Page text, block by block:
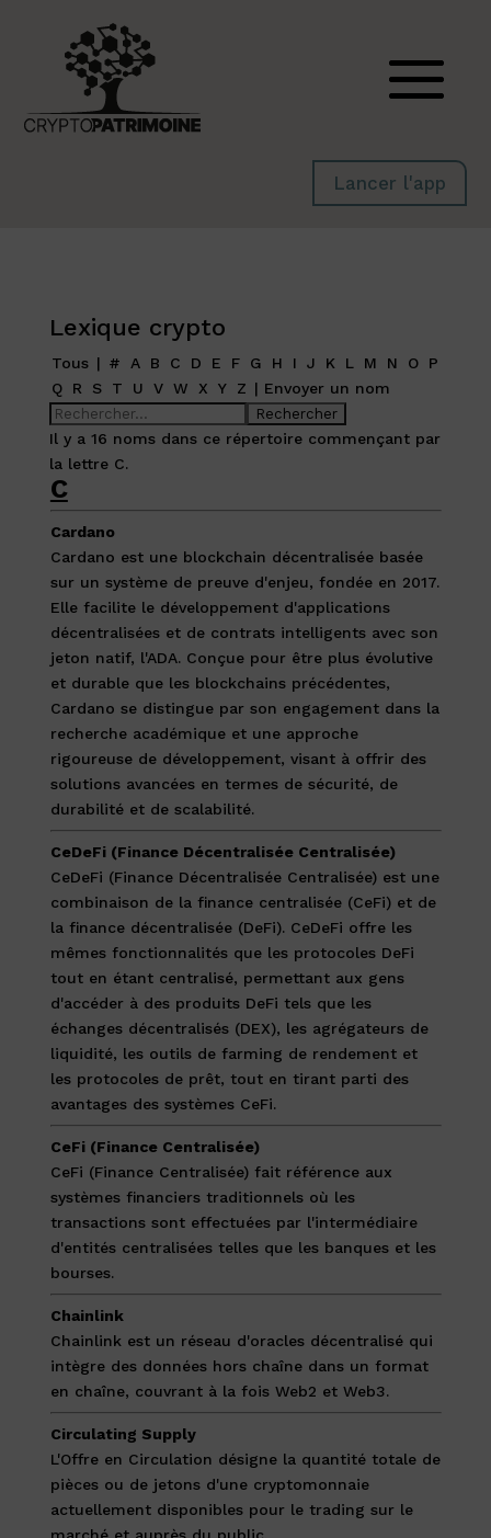
Lancer l'app
Lexique crypto
Tous | # A B C D E F G H I J K L M N O
P
Q
R S T U V W X Y Z | Envoyer un nom
Il y a 16 noms dans ce répertoire commençant par
la lettre C.
C
Cardano
Cardano est une blockchain décentralisée basée
sur un système de preuve d'enjeu, fondée en 2017.
Elle facilite le développement d'applications
décentralisées et de contrats intelligents avec son
jeton natif, l'ADA. Conçue pour être plus évolutive
et durable que les blockchains précédentes,
Cardano se distingue par son engagement dans la
recherche académique et une approche
rigoureuse de développement, visant à offrir des
solutions avancées en termes de sécurité, de
durabilité et de scalabilité.
CeDeFi (Finance Décentralisée Centralisée)
CeDeFi (Finance Décentralisée Centralisée) est une
combinaison de la finance centralisée (CeFi) et de
la finance décentralisée (DeFi). CeDeFi offre les
mêmes fonctionnalités que les protocoles DeFi
tout en étant centralisé, permettant aux gens
d'accéder à des produits DeFi tels que les
échanges décentralisés (DEX), les agrégateurs de
liquidité, les outils de farming de rendement et
les protocoles de prêt, tout en tirant parti des
avantages des systèmes CeFi.
CeFi (Finance Centralisée)
CeFi (Finance Centralisée) fait référence aux
systèmes financiers traditionnels où les
transactions sont effectuées par l'intermédiaire
d'entités centralisées telles que les banques et les
bourses.
Chainlink
Chainlink est un réseau d'oracles décentralisé qui
intègre des données hors chaîne dans un format
en chaîne, couvrant à la fois Web2 et Web3.
Circulating Supply
L'Offre en Circulation désigne la quantité totale de
pièces ou de jetons d'une cryptomonnaie
actuellement disponibles pour le trading sur le